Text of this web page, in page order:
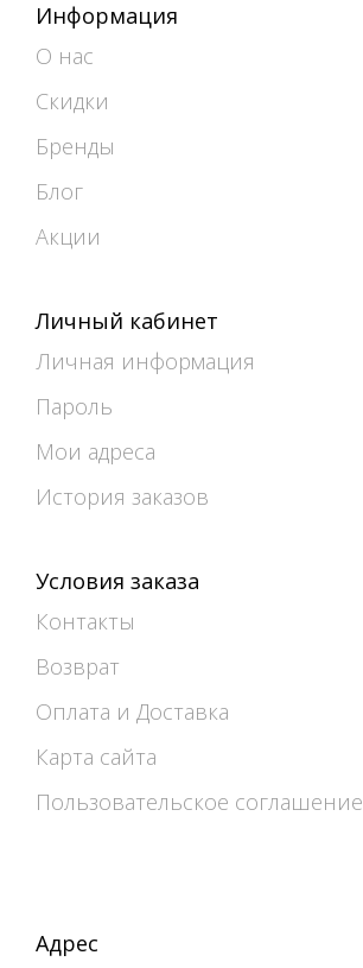
Информация
О нас
Скидки
Бренды
Блог
Акции
Личный кабинет
Личная информация
Пароль
Мои адреса
История заказов
Условия заказа
Контакты
Возврат
Оплата и Доставка
Карта сайта
Пользовательское соглашение
Адрес